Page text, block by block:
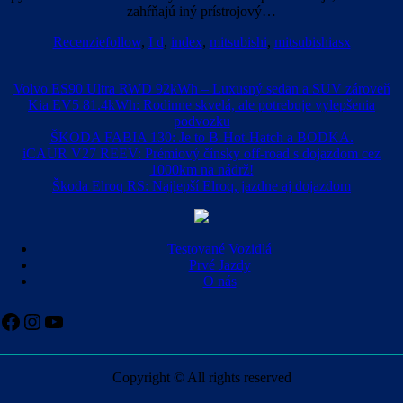
zahŕňajú iný prístrojový…
Recenziefollow, I d, index, mitsubishi, mitsubishiasx
Volvo ES90 Ultra RWD 92kWh – Luxusný sedan a SUV zároveň
Kia EV5 81.4kWh: Rodinne skvelá, ale potrebuje vylepšenia
podvozku
ŠKODA FABIA 130: Je to B-Hot-Hatch a BODKA.
iCAUR V27 REEV: Prémiový čínsky off-road s dojazdom cez
1000km na nádrž!
Škoda Elroq RS: Najlepší Elroq, jazdne aj dojazdom
Testované Vozidlá
Prvé Jazdy
O nás
Facebook
Instagram
YouTube
Copyright © All rights reserved